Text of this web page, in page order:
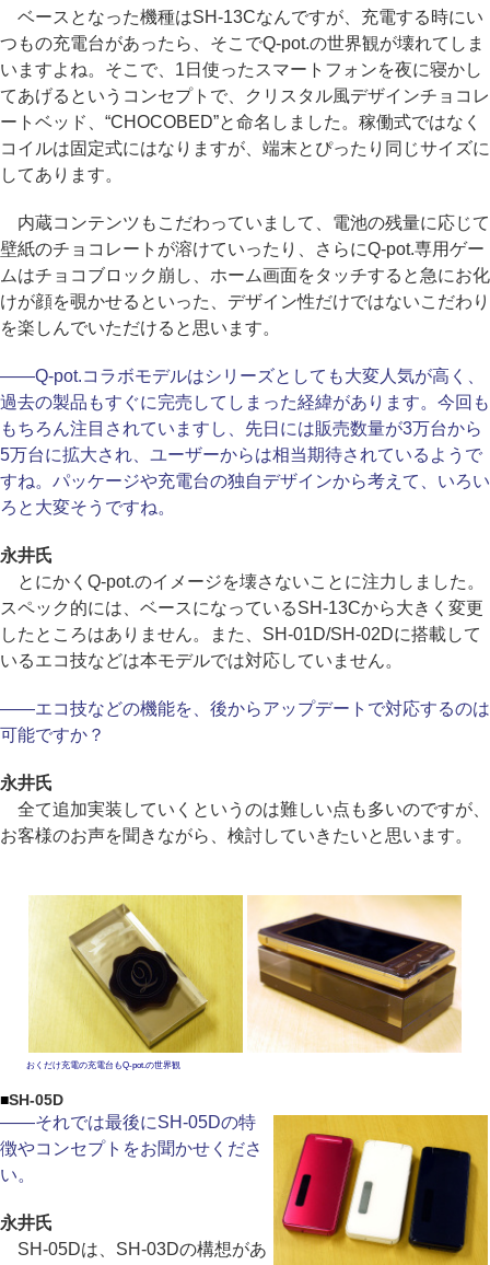
ベースとなった機種はSH-13Cなんですが、充電する時にい
つもの充電台があったら、そこでQ-pot.の世界観が壊れてしま
いますよね。そこで、1日使ったスマートフォンを夜に寝かし
てあげるというコンセプトで、クリスタル風デザインチョコレ
ートベッド、“CHOCOBED”と命名しました。稼働式ではなく
コイルは固定式にはなりますが、端末とぴったり同じサイズに
してあります。
内蔵コンテンツもこだわっていまして、電池の残量に応じて
壁紙のチョコレートが溶けていったり、さらにQ-pot.専用ゲー
ムはチョコブロック崩し、ホーム画面をタッチすると急にお化
けが顔を覗かせるといった、デザイン性だけではないこだわり
を楽しんでいただけると思います。
――Q-pot.コラボモデルはシリーズとしても大変人気が高く、
過去の製品もすぐに完売してしまった経緯があります。今回も
もちろん注目されていますし、先日には販売数量が3万台から
5万台に拡大され、ユーザーからは相当期待されているようで
すね。パッケージや充電台の独自デザインから考えて、いろい
ろと大変そうですね。
永井氏
とにかくQ-pot.のイメージを壊さないことに注力しました。
スペック的には、ベースになっているSH-13Cから大きく変更
したところはありません。また、SH-01D/SH-02Dに搭載して
いるエコ技などは本モデルでは対応していません。
――エコ技などの機能を、後からアップデートで対応するのは
可能ですか？
永井氏
全て追加実装していくというのは難しい点も多いのですが、
お客様のお声を聞きながら、検討していきたいと思います。
おくだけ充電の充電台もQ-pot.の世界観
■SH-05D
――それでは最後にSH-05Dの特
徴やコンセプトをお聞かせくださ
い。
永井氏
SH-05Dは、SH-03Dの構想があ